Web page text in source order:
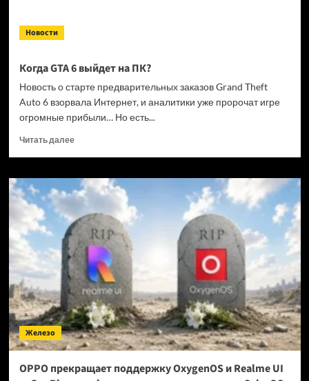
Новости
Когда GTA 6 выйдет на ПК?
Новость о старте предварительных заказов Grand Theft
Auto 6 взорвала Интернет, и аналитики уже пророчат игре
огромные прибыли… Но есть...
Читать далееПрочитать
Когда
GTA
на ПК?
Железо
OPPO прекращает поддержку OxygenOS и Realme UI